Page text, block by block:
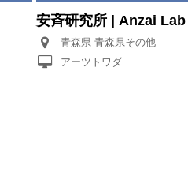
安斉研究所 | Anzai Lab
青森県 青森県その他
アーツトワダ